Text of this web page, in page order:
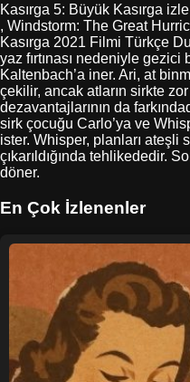
Kasırga 5: Büyük Kasırga
, Windstorm: The Great
Kasırga 2021 Filmi Türkçe
yaz fırtınası nedeniyle
Kaltenbach’a iner. Ari, at
çekilir, ancak atların sirkte
dezavantajlarının da
sirk çocuğu Carlo’ya ve
ister. Whisper, planları ateşli
çıkarıldığında tehlikededir.
döner.
En Çok İzlenenler